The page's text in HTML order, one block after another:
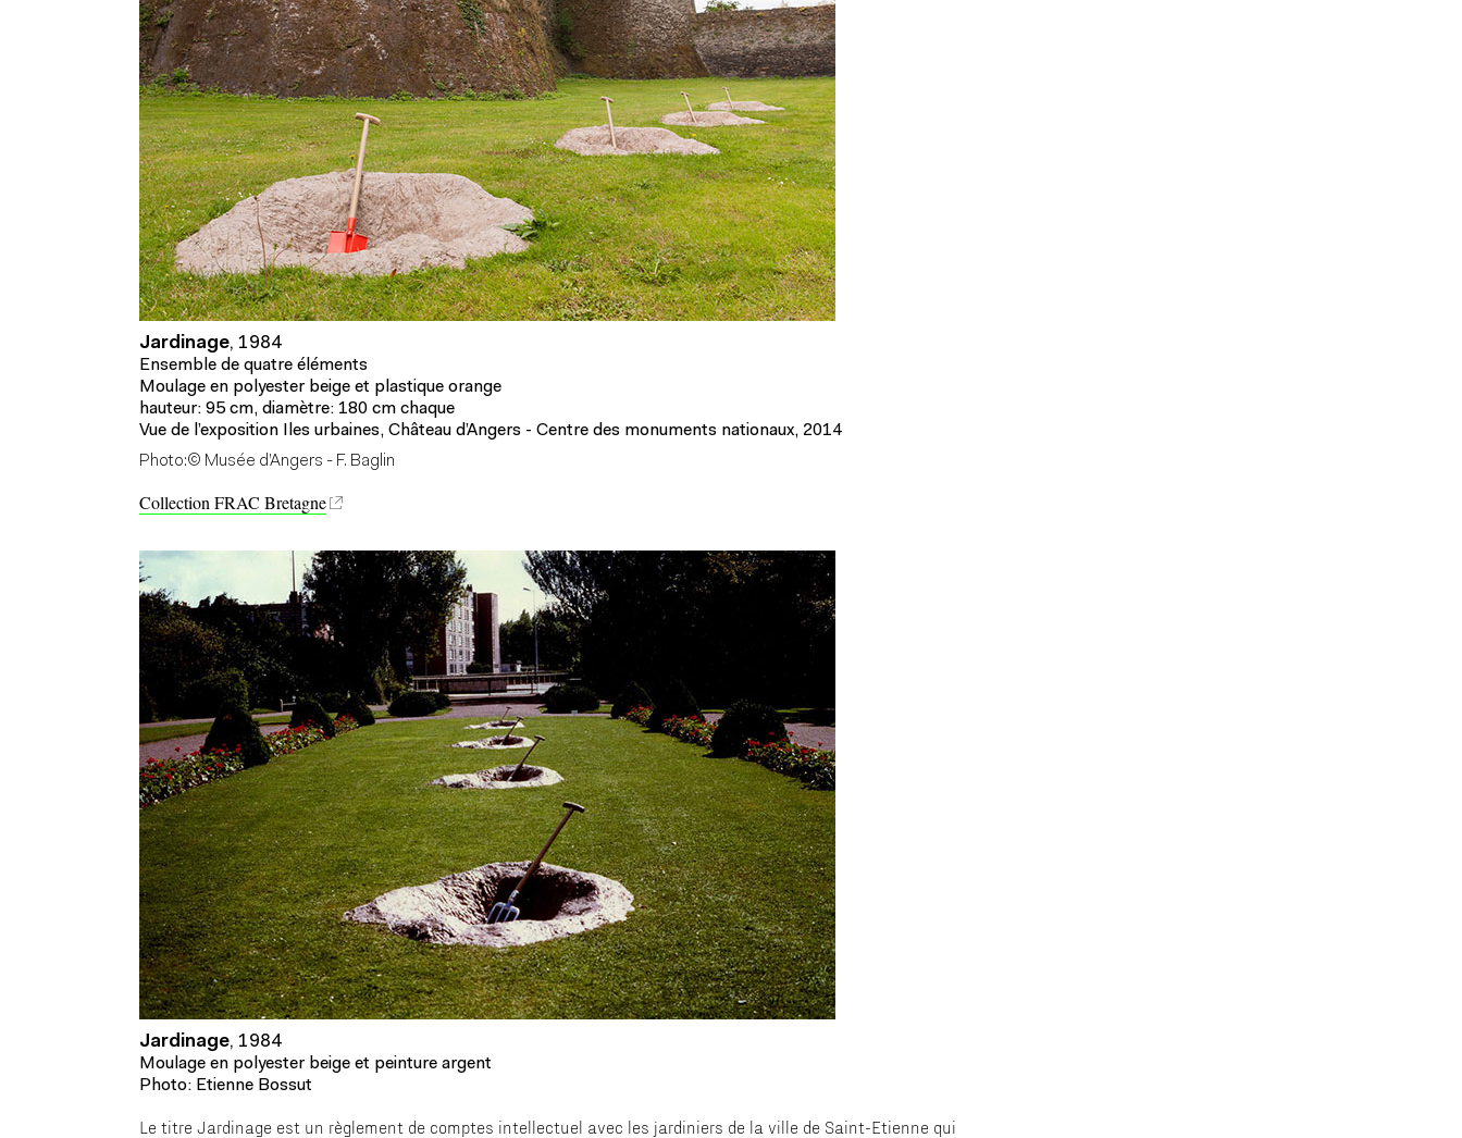
Jardinage, 1984
Ensemble de quatre éléments
Moulage en polyester beige et plastique orange
hauteur: 95 cm, diamètre: 180 cm chaque
Vue de l’exposition Iles urbaines, Château d’Angers - Centre des monuments nationaux, 2014
Photo:© Musée d’Angers - F. Baglin
Collection FRAC Bretagne
Jardinage, 1984
Moulage en polyester beige et peinture argent
Photo: Etienne Bossut
Le titre Jardinage est un règlement de comptes intellectuel avec les jardiniers de la ville de Saint-Etienne qui